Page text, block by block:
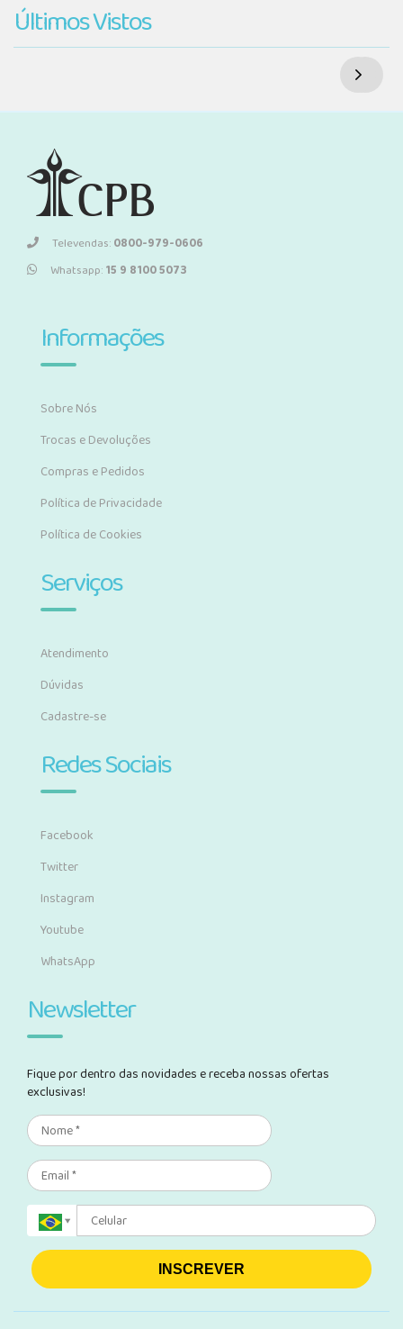
Últimos Vistos
Televendas:0800-979-0606
Whatsapp:15 9 8100 5073
Informações
Sobre Nós
Trocas e Devoluções
Compras e Pedidos
Política de Privacidade
Política de Cookies
Serviços
Atendimento
Dúvidas
Cadastre-se
Redes Sociais
Facebook
Twitter
Instagram
Youtube
WhatsApp
Newsletter
Fique por dentro das novidades e receba nossas ofertas
exclusivas!
INSCREVER